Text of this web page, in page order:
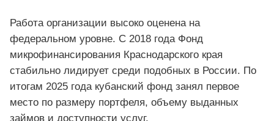
Работа организации высоко оценена на
федеральном уровне. С 2018 года Фонд
микрофинансирования Краснодарского края
стабильно лидирует среди подобных в России. По
итогам 2025 года кубанский фонд занял первое
место по размеру портфеля, объему выданных
займов и доступности услуг.